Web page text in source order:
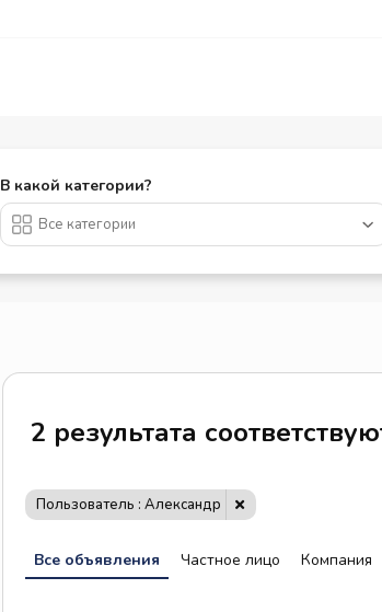
В какой категории?
2 результата
Пользователь : Александр
Все объявления Частное лицо Компания